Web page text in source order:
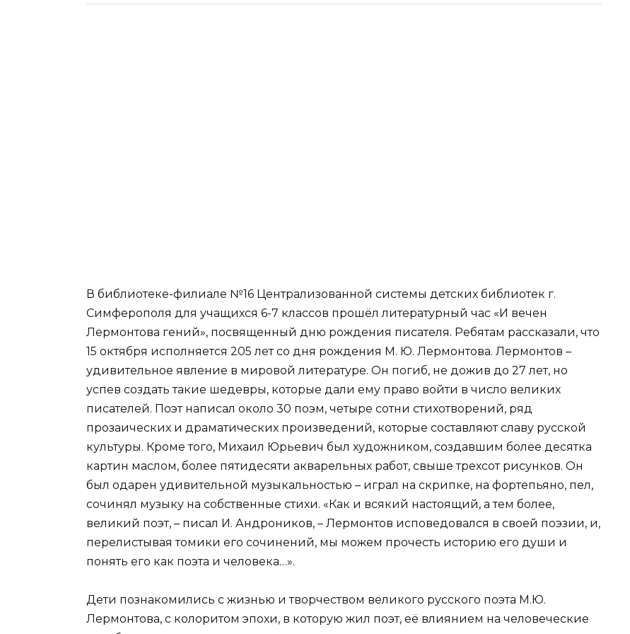
В библиотеке-филиале №16 Централизованной системы детских библиотек г.
Симферополя для учащихся 6-7 классов прошёл литературный час «И вечен
Лермонтова гений», посвященный дню рождения писателя. Ребятам рассказали, что
15 октября исполняется 205 лет со дня рождения М. Ю. Лермонтова. Лермонтов –
удивительное явление в мировой литературе. Он погиб, не дожив до 27 лет, но
успев создать такие шедевры, которые дали ему право войти в число великих
писателей. Поэт написал около 30 поэм, четыре сотни стихотворений, ряд
прозаических и драматических произведений, которые составляют славу русской
культуры. Кроме того, Михаил Юрьевич был художником, создавшим более десятка
картин маслом, более пятидесяти акварельных работ, свыше трехсот рисунков. Он
был одарен удивительной музыкальностью – играл на скрипке, на фортепьяно, пел,
сочинял музыку на собственные стихи. «Как и всякий настоящий, а тем более,
великий поэт, – писал И. Андроников, – Лермонтов исповедовался в своей поэзии, и,
перелистывая томики его сочинений, мы можем прочесть историю его души и
понять его как поэта и человека…».
Дети познакомились с жизнью и творчеством великого русского поэта М.Ю.
Лермонтова, с колоритом эпохи, в которую жил поэт, её влиянием на человеческие